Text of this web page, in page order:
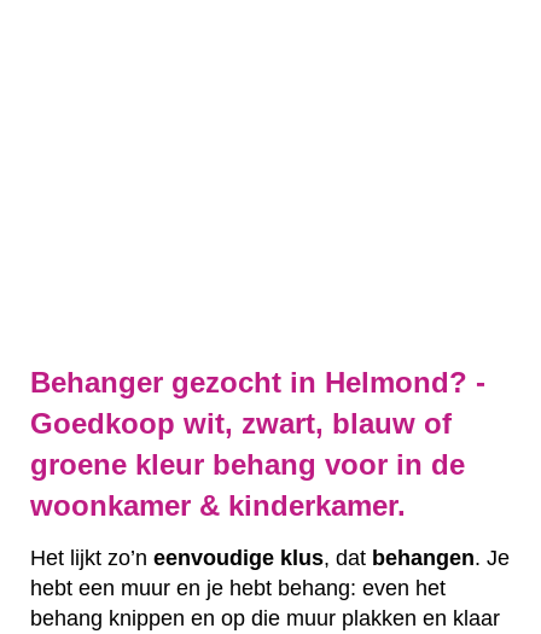
Behanger gezocht in Helmond? -
Goedkoop wit, zwart, blauw of
groene kleur behang voor in de
woonkamer & kinderkamer.
Het lijkt zo’n eenvoudige klus, dat behangen. Je
hebt een muur en je hebt behang: even het
behang knippen en op die muur plakken en klaar